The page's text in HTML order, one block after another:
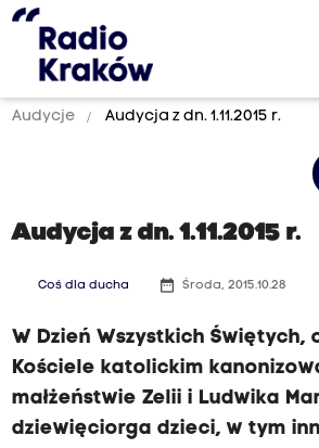
Audycje Audycja z dn. 1.11.2015 r.
Audycja z dn. 1.11.2015 r.
Coś dla ducha date_range Środa, 2015.10.28
W Dzień Wszystkich Świętych,
Kościele katolickim
małżeństwie Zelii i Ludwika
dziewięciorga dzieci, w tym